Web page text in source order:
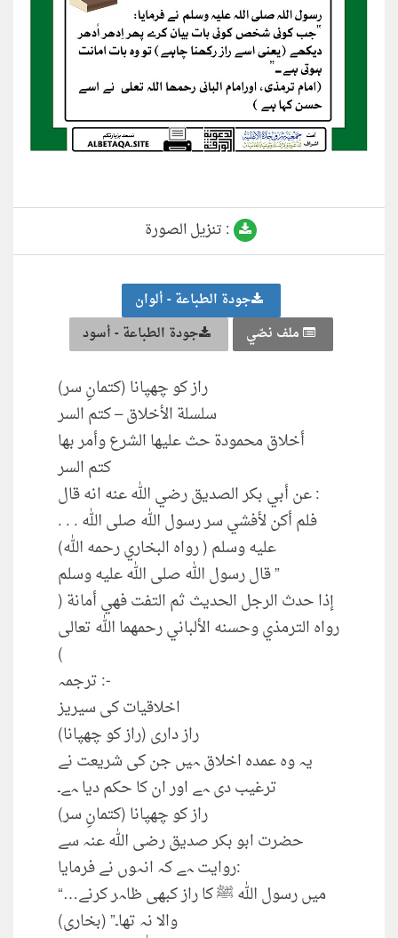
تنزيل الصورة :
جودة الطباعة - ألوان
جودة الطباعة - أسود
راز کو چھپانا (کتمانِ سر)
سلسلة الأخلاق – كتم السر
أخلاق محمودة حث عليها الشرع وأمر بها
كتم السر
عن أبي بكر الصديق رضي الله عنه انه قال :
. . . فلم أكن لأفشي سر رسول الله صلى الله
عليه وسلم ( رواه البخاري رحمه الله)
قال رسول الله صلى الله عليه وسلم ”
إذا حدث الرجل الحديث ثم التفت فهي أمانة (
رواه الترمذي وحسنه الألباني رحمهما الله تعالى
)
ترجمہ :-
اخلاقیات کی سیریز
راز داری (راز کو چھپانا)
یہ وہ عمدہ اخلاق ہیں جن کی شریعت نے
ترغیب دی ہے اور ان کا حکم دیا ہے۔
راز کو چھپانا (کتمانِ سر)
حضرت ابو بکر صدیق رضی اللہ عنہ سے
روایت ہے کہ انہوں نے فرمایا:
“…میں رسول اللہ ﷺ کا راز کبھی ظاہر کرنے
والا نہ تھا۔” (بخاری)